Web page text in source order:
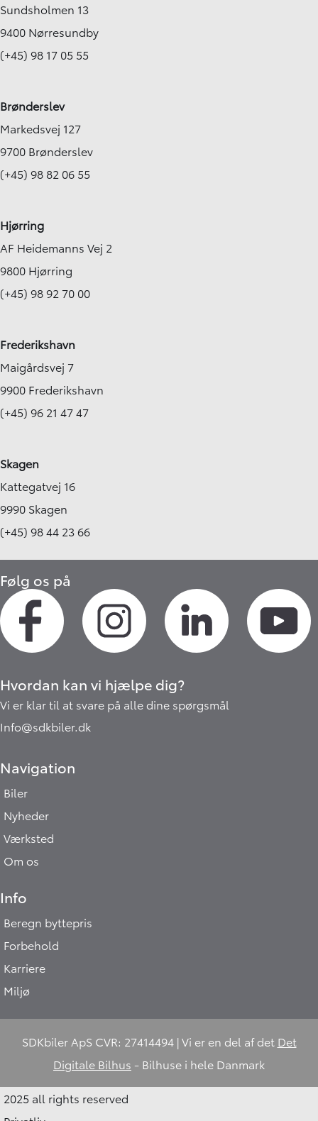
Sundsholmen 13
9400 Nørresundby
(+45) 98 17 05 55
Brønderslev
Markedsvej 127
9700 Brønderslev
(+45) 98 82 06 55
Hjørring
AF Heidemanns Vej 2
9800 Hjørring
(+45) 98 92 70 00
Frederikshavn
Maigårdsvej 7
9900 Frederikshavn
(+45) 96 21 47 47
Skagen
Kattegatvej 16
9990 Skagen
(+45) 98 44 23 66
Følg os på
Hvordan kan vi hjælpe dig?
Vi er klar til at svare på alle dine spørgsmål
Info@sdkbiler.dk
Navigation
Biler
Nyheder
Værksted
Om os
Info
Beregn byttepris
Forbehold
Karriere
Miljø
SDKbiler ApS CVR: 27414494 | Vi er en del af det Det
Digitale Bilhus - Bilhuse i hele Danmark
2025 all rights reserved